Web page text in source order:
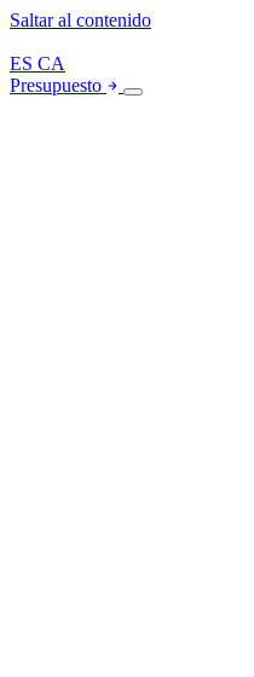
Saltar al contenido
ES CA
Presupuesto